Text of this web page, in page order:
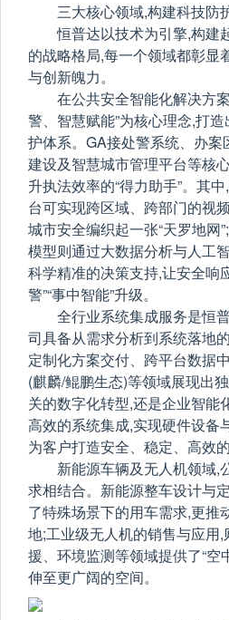
三大核心领域,构建科技防
恒普达以技术为引擎,构建
的战略格局,每一个领域都彰显
与创新魄力。
在公共安全智能化解决方
警、智慧赋能”为核心理念,打
护体系。GA接处警系统、办
建设及智慧城市管理平台等核
升执法效率的“得力助手”。其
台可实现跨区域、跨部门的视
城市安全编织起一张“天罗地网
模型则通过大数据分析与人工
科学精准的决策支持,让安全响
警”“事中智能”升级。
全行业系统集成服务是恒
司具备从需求分析到系统落地
定制化方案交付、跨平台数据
(麒麟/鲲鹏生态)等领域展现出
关的数字化转型,还是企业智能
高效的系统集成,实现硬件设备
为客户打造安全、稳定、高效
新能源车辆及无人机领域,
求相结合。新能源整车设计与
了特殊场景下的用车需求,更推
地;工业级无人机的销售与应用
援、环境监测等领域提供了“空
伸至更广阔的空间。